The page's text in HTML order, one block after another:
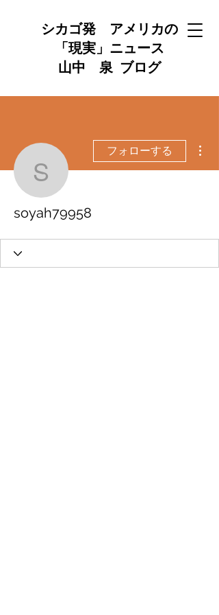
シカゴ発 アメリカの
「現実」ニュース
山中 泉 ブログ
soyah79958
フォローする
soyah79958